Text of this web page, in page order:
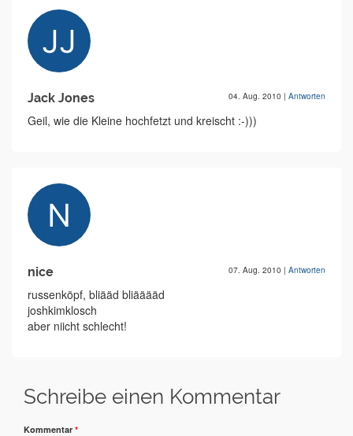
Jack Jones 04. Aug. 2010 | Antworten
Geil, wie die Kleine hochfetzt und kreischt :-)))
nice 07. Aug. 2010 | Antworten
russenköpf, bliääd bliääääd
joshkimklosch
aber niicht schlecht!
Schreibe einen Kommentar
Kommentar *